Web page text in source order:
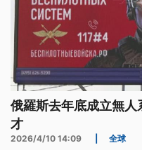
俄羅斯去年底成立無
才
2026/4/10 14:09 全球